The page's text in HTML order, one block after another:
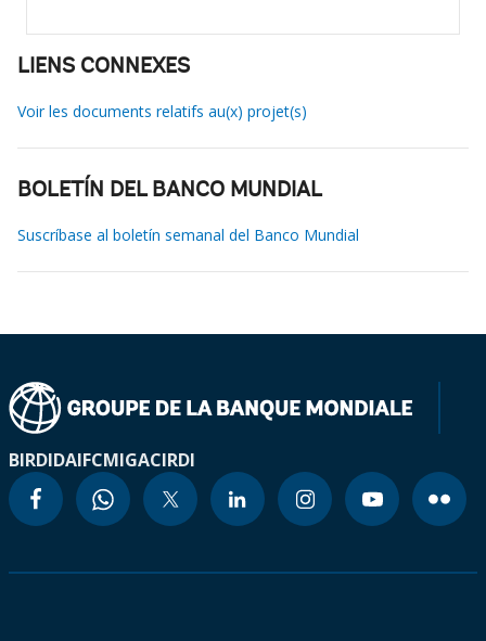
LIENS CONNEXES
Voir les documents relatifs au(x) projet(s)
BOLETÍN DEL BANCO MUNDIAL
Suscríbase al boletín semanal del Banco Mundial
BIRDIDAIFCMIGACIRDI